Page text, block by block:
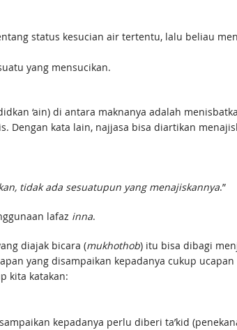
status kesucian air tertentu, lalu beliau
yang mensucikan.
‘ain) di antara maknanya adalah
Dengan kata lain, najjasa bisa diartikan
tidak ada sesuatupun yang menajiskannya.”
lafaz inna.
diajak bicara (mukhothob) itu bisa dibagi
kita katakan: